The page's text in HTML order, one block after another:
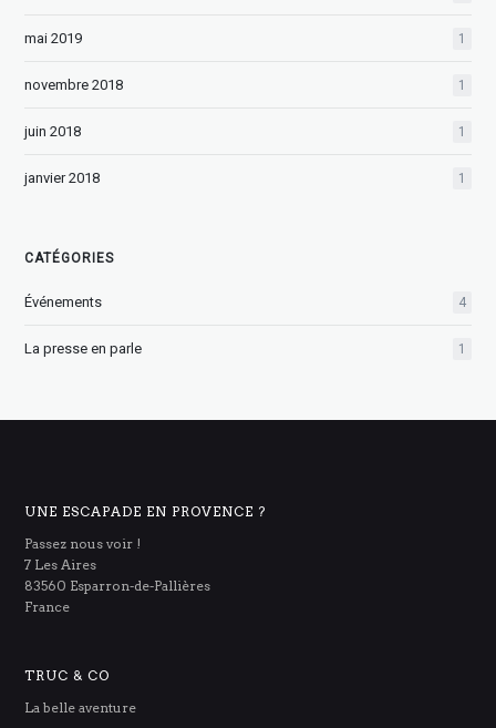
mai 2019 1
novembre 2018 1
juin 2018 1
janvier 2018 1
CATÉGORIES
Événements 4
La presse en parle 1
UNE ESCAPADE EN PROVENCE ?
Passez nous voir !
7 Les Aires
83560 Esparron-de-Pallières
France
TRUC & CO
La belle aventure